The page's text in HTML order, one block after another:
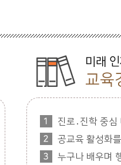
미래
교육
진로․진학 중심
공교육 활성화
누구나 배우며